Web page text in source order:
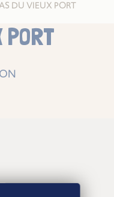
DU VIEUX PORT
PORT